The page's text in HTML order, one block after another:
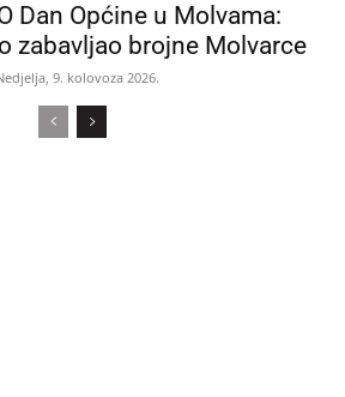
Dan Općine u Molvama:
zabavljao brojne Molvarce
9. kolovoza 2026.